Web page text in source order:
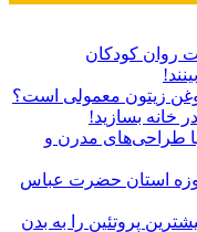
روان کودکان
زیتون معمولی است؟
خانه بسازید!
با طراحی‌های مدرن و
از موزه استان حضرت عباس
پروتئین را به بدن